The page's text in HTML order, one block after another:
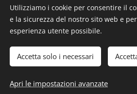
I.E.L. SRL SOCIETÀ di Capitali ISCRITTA PRESSO
Via Montello 30 00195
Sito creato da F.D.T CONSULTING di
F.D.T. CONSULTING DI FRANCESCO DI
Italiano
Utilizziamo i cookie per consentire il
e la sicurezza del nostro sito web e
esperienza utente possibile.
Accetta solo i necessari
Apri le impostazioni avanzate